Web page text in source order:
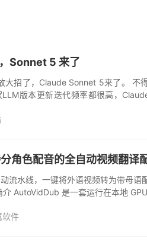
Sonnet 5 来了
大招了，Claude Sonnet 5来了。 不
版本更新迭代频率都很高，
角色配音的全自动视频翻译
流水线，一键将外语视频转为带母语
AutoVidDub 是一套运行在本地
软件